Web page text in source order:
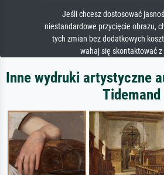
Jeśli chcesz dostosować
niestandardowe przycięcie obrazu,
tych zmian bez dodatkowych
wahaj się skontaktować
Inne wydruki artystyczne
Tidemand